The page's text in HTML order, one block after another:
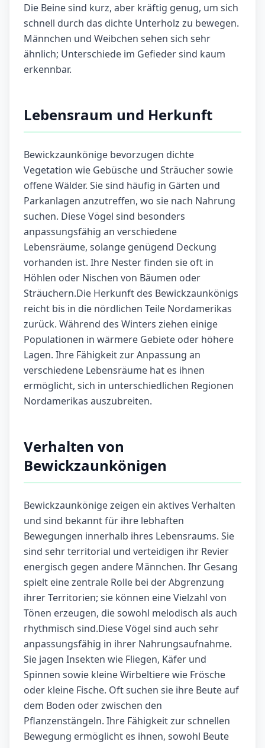
Die Beine sind kurz, aber kräftig genug, um sich
schnell durch das dichte Unterholz zu bewegen.
Männchen und Weibchen sehen sich sehr
ähnlich; Unterschiede im Gefieder sind kaum
erkennbar.
Lebensraum und Herkunft
Bewickzaunkönige bevorzugen dichte
Vegetation wie Gebüsche und Sträucher sowie
offene Wälder. Sie sind häufig in Gärten und
Parkanlagen anzutreffen, wo sie nach Nahrung
suchen. Diese Vögel sind besonders
anpassungsfähig an verschiedene
Lebensräume, solange genügend Deckung
vorhanden ist. Ihre Nester finden sie oft in
Höhlen oder Nischen von Bäumen oder
Sträuchern.Die Herkunft des Bewickzaunkönigs
reicht bis in die nördlichen Teile Nordamerikas
zurück. Während des Winters ziehen einige
Populationen in wärmere Gebiete oder höhere
Lagen. Ihre Fähigkeit zur Anpassung an
verschiedene Lebensräume hat es ihnen
ermöglicht, sich in unterschiedlichen Regionen
Nordamerikas auszubreiten.
Verhalten von
Bewickzaunkönigen
Bewickzaunkönige zeigen ein aktives Verhalten
und sind bekannt für ihre lebhaften
Bewegungen innerhalb ihres Lebensraums. Sie
sind sehr territorial und verteidigen ihr Revier
energisch gegen andere Männchen. Ihr Gesang
spielt eine zentrale Rolle bei der Abgrenzung
ihrer Territorien; sie können eine Vielzahl von
Tönen erzeugen, die sowohl melodisch als auch
rhythmisch sind.Diese Vögel sind auch sehr
anpassungsfähig in ihrer Nahrungsaufnahme.
Sie jagen Insekten wie Fliegen, Käfer und
Spinnen sowie kleine Wirbeltiere wie Frösche
oder kleine Fische. Oft suchen sie ihre Beute auf
dem Boden oder zwischen den
Pflanzenstängeln. Ihre Fähigkeit zur schnellen
Bewegung ermöglicht es ihnen, sowohl Beute